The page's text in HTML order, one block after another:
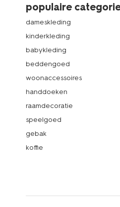
populaire
dameskleding
kinderkleding
babykleding
beddengoed
woonaccessoires
handdoeken
raamdecoratie
speelgoed
gebak
koffie